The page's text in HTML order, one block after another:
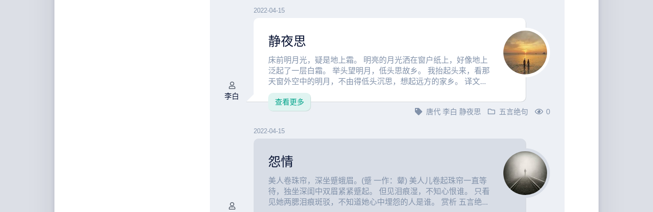
李白
2022-04-15
静夜思
床前明月光，疑是地上霜。 明亮的月光洒在窗户纸上，好像地上
泛起了一层白霜。 举头望明月，低头思故乡。 我抬起头来，看那
天窗外空中的明月，不由得低头沉思，想起远方的家乡。 译文...
查看更多
唐代 李白 静夜思 五言绝句 0
2022-04-15
怨情
美人卷珠帘，深坐蹙蛾眉。(蹙 一作：颦) 美人儿卷起珠帘一直等
待，独坐深闺中双眉紧紧蹙起。 但见泪痕湿，不知心恨谁。 只看
见她两腮泪痕斑驳，不知道她心中埋怨的人是谁。 赏析 五言绝...